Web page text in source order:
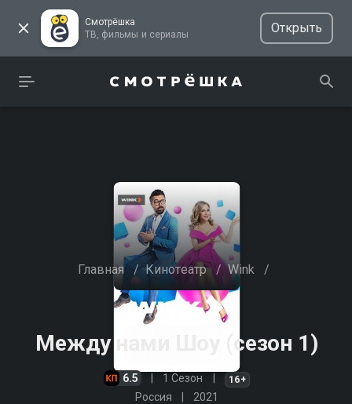
Смотрёшка
ТВ, фильмы и сериалы
Открыть
Главная / Кинотеатр / Wink /
Между нами Шоу (сезон 1)
6.5 1 Сезон 16+
Россия 2021